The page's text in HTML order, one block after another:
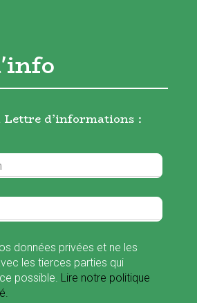
d’informations :
données privées et ne les
les tierces parties qui
possible. Lire notre politique